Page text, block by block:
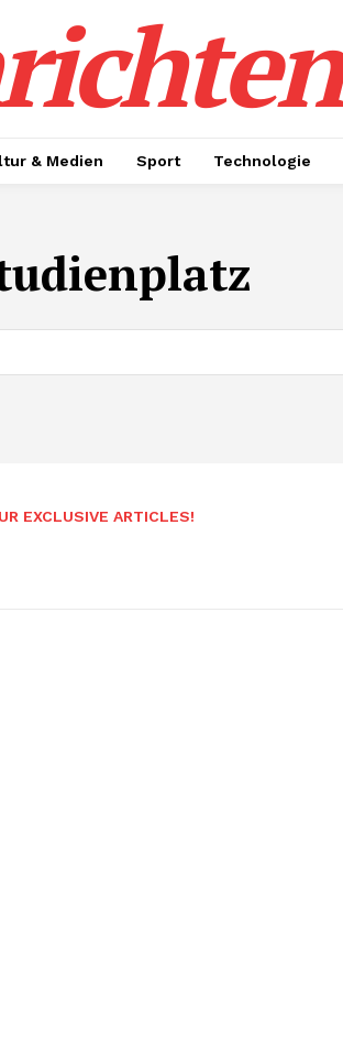
& Medien Sport Technologie
EXCLUSIVE ARTICLES!